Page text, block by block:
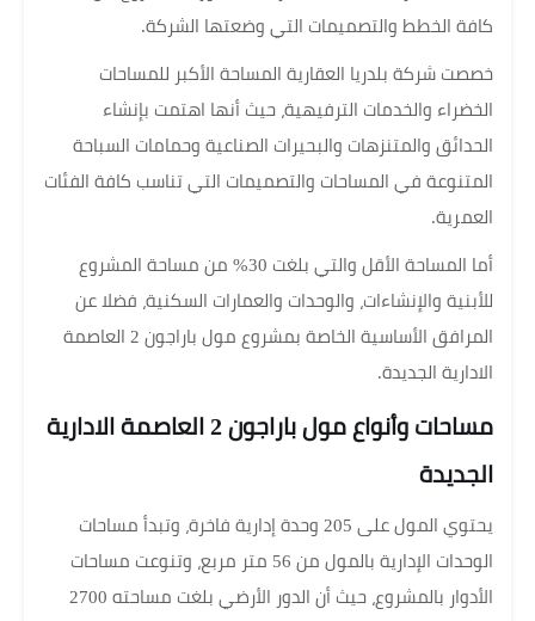
كافة الخطط والتصميمات التي وضعتها الشركة.
خصصت شركة بلدريا العقارية المساحة الأكبر للمساحات
الخضراء والخدمات الترفيهية، حيث أنها اهتمت بإنشاء
الحدائق والمتنزهات والبحيرات الصناعية وحمامات السباحة
المتنوعة في المساحات والتصميمات التي تناسب كافة الفئات
العمرية.
أما المساحة الأقل والتي بلغت 30% من مساحة المشروع
للأبنية والإنشاءات، والوحدات والعمارات السكنية، فضلا عن
المرافق الأساسية الخاصة بمشروع مول باراجون 2 العاصمة
الادارية الجديدة.
مساحات وأنواع مول باراجون 2 العاصمة الادارية
الجديدة
يحتوي المول على 205 وحدة إدارية فاخرة، وتبدأ مساحات
الوحدات الإدارية بالمول من 56 متر مربع، وتنوعت مساحات
الأدوار بالمشروع، حيث أن الدور الأرضي بلغت مساحته 2700